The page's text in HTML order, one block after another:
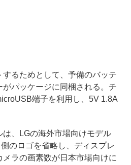
るためとして、予備のバッテ
がパッケージに同梱される。チ
端子を利用し、5V 1.8A
、LGの海外市場向けモデル
のロゴを省略し、ディスプレ
ラの画素数が日本市場向けに